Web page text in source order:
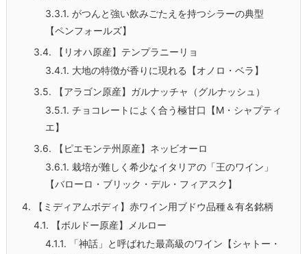
3.3.1. がつんと強い飲みごたえを持つシラーの典型
【ペンフォールズ】
3.4. 【リオハ原産】テンプラニーリョ
3.4.1. 大地の特徴が香りに現れる【オノロ・ベラ】
3.5. 【アラゴン原産】ガルナッチャ（グルナッシュ）
3.5.1. チョコレートによく合う極甘口【M・シャプティ
エ】
3.6. 【ピエモンテ州原産】ネッビオーロ
3.6.1. 栽培が難しく希少なイタリアの「王のワイン」
【バローロ・ブリック・デル・フィアスク】
4. 【ミディアムボディ】赤ワイン用ブドウ品種＆有名銘柄
4.1. 【ボルドー原産】メルロー
4.1.1. 「神話」と呼ばれた最高級のワイン【シャトー・